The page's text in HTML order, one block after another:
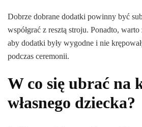
Dobrze dobrane dodatki powinny być
współgrać z resztą stroju. Ponadto,
aby dodatki były wygodne i nie
podczas ceremonii.
W co się ubrać na
własnego dziecka?